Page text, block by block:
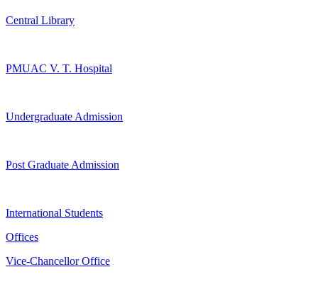
Central Library
PMUAC V. T. Hospital
Undergraduate Admission
Post Graduate Admission
International Students
Offices
Vice-Chancellor Office